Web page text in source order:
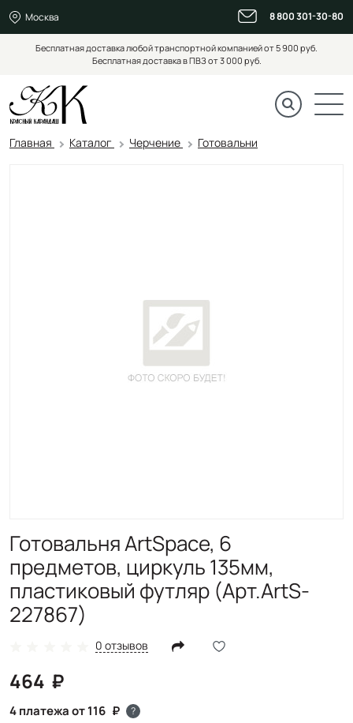
Москва 8 800 301-30-80
Бесплатная доставка любой транспортной компанией от 5 900 руб.
Бесплатная доставка в ПВЗ от 3 000 руб.
Главная Каталог Черчение Готовальни
Готовальня ArtSpace, 6
предметов, циркуль 135мм,
пластиковый футляр (Арт.ArtS-
227867)
0 отзывов
464
4 платежа от 116 ?